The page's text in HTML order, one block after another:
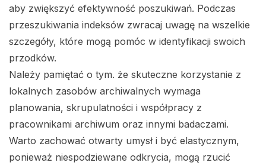
aby zwiększyć efektywność poszukiwań. Podczas
przeszukiwania indeksów zwracaj uwagę na wszelkie
szczegóły, które mogą pomóc w identyfikacji swoich
przodków.
Należy pamiętać o tym. że skuteczne korzystanie z
lokalnych zasobów archiwalnych wymaga
planowania, skrupulatności i współpracy z
pracownikami archiwum oraz innymi badaczami.
Warto zachować otwarty umysł i być elastycznym,
ponieważ niespodziewane odkrycia, mogą rzucić